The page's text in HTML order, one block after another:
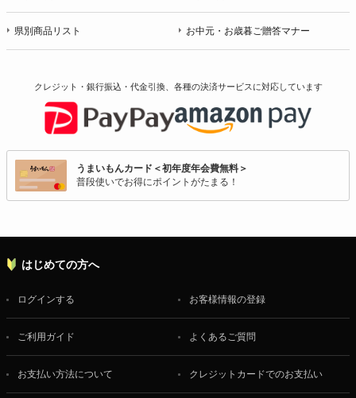
県別商品リスト お中元・お歳暮ご贈答マナー
クレジット・銀行振込・代金引換、各種の決済サービスに対応しています
うまいもんカード＜初年度年会費無料＞
普段使いでお得にポイントがたまる！
はじめての方へ
ログインする お客様情報の登録
ご利用ガイド よくあるご質問
お支払い方法について クレジットカードでのお支払い